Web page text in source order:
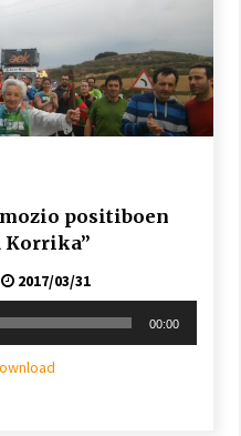
IX. topaketak!
Arrosaren 20 urteez
positiboen
Korrika”
2017/03/31
00:00